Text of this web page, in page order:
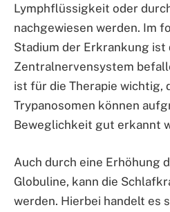
Lymphflüssigkeit oder
nachgewiesen werden. Im
Stadium der Erkrankung ist
Zentralnervensystem
ist für die Therapie wichtig,
Trypanosomen können
Beweglichkeit gut erkannt
Auch durch eine Erhöhung
Globuline, kann die
werden. Hierbei handelt es